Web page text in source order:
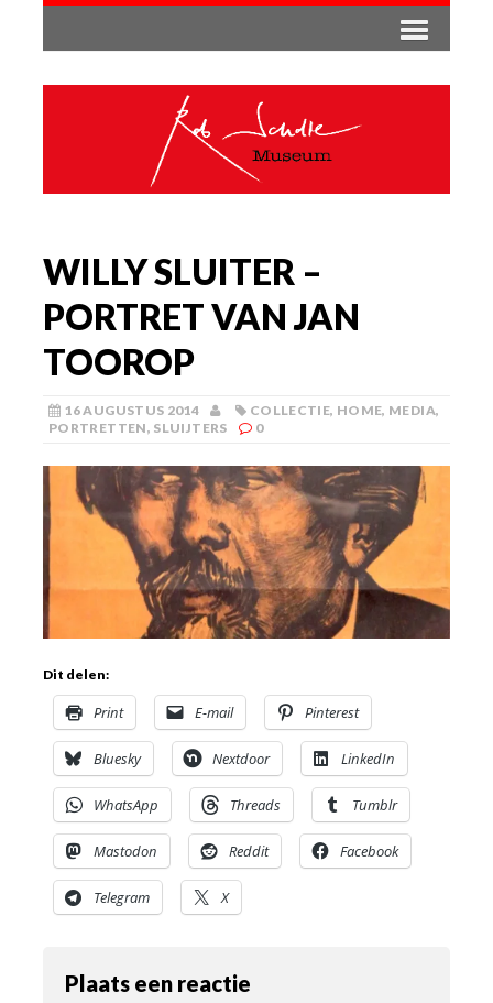
WILLY SLUITER –
PORTRET VAN JAN
TOOROP
16 AUGUSTUS 2014 COLLECTIE, HOME, MEDIA,
PORTRETTEN, SLUIJTERS 0
Dit delen:
Print E-mail Pinterest
Bluesky Nextdoor LinkedIn
WhatsApp Threads Tumblr
Mastodon Reddit Facebook
Telegram X
Plaats een reactie